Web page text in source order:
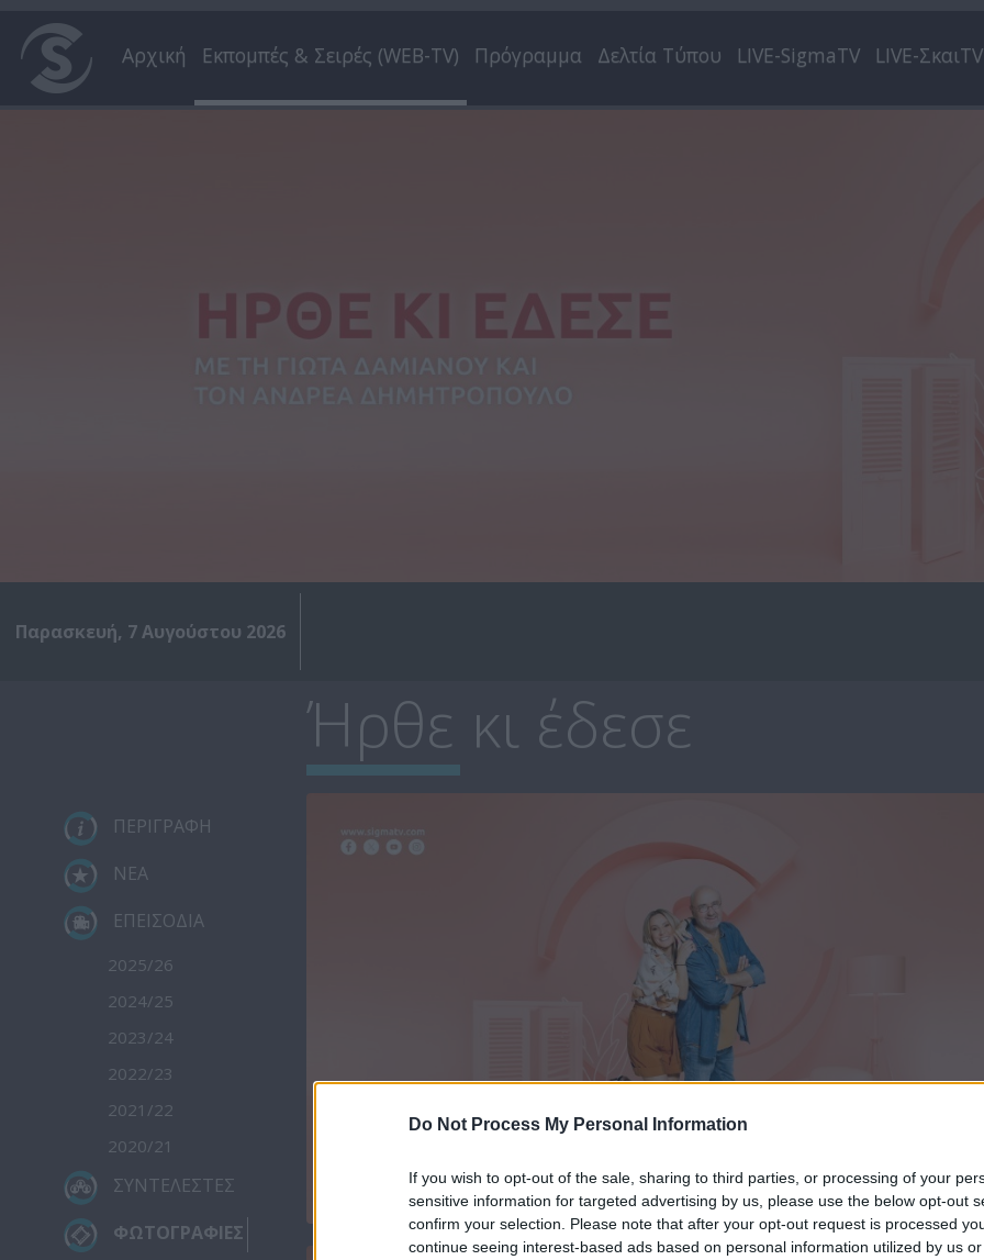
Do Not Process My Personal Information
If you wish to opt-out of the sale, sharing to third parties, or processing of your
sensitive information for targeted advertising by us, please use the below opt-out
confirm your selection. Please note that after your opt-out request is processed
continue seeing interest-based ads based on personal information utilized by us
Αρχική Εκπομπές & Σειρές (WEB-TV) Πρόγραμμα Δελτία Τύπου LIVE-SigmaTV LIVE-ΣκαιTV
Παρασκευή, 7 Αυγούστου 2026
Ήρθε κι έδεσε
ΠΕΡΙΓΡΑΦΗ
ΝΕΑ
ΕΠΕΙΣΟΔΙΑ
2025/26
2024/25
2023/24
2022/23
2021/22
2020/21
ΣΥΝΤΕΛΕΣΤΕΣ
ΦΩΤΟΓΡΑΦΙΕΣ